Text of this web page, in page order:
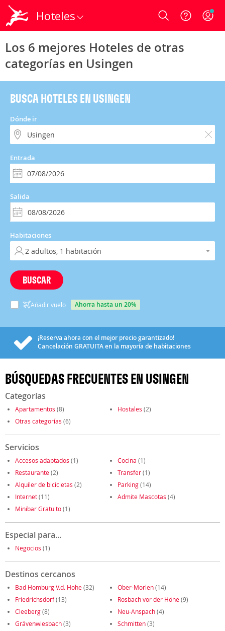
Hoteles Login
Los 6 mejores Hoteles de otras
categorías en Usingen
BUSCA HOTELES EN USINGEN
Dónde ir
Entrada
Salida
Habitaciones
BUSCAR
Añadir vuelo ahorra hasta un 20%
¡Reserva ahora con el mejor precio garantizado!
Cancelación GRATUITAen la mayoría de habitaciones
BÚSQUEDAS FRECUENTES EN USINGEN
Categorías
Apartamentos (8) Hostales (2)
Otras categorías (6)
Servicios
Accesos adaptados (1) Cocina (1)
Restaurante(2) Transfer(1)
Alquiler de bicicletas (2) Parking(14)
Internet(11) Admite Mascotas (4)
Minibar Gratuito(1)
Especial para...
Negocios (1)
Destinos cercanos
Bad Homburg V.d. Hohe(32) Ober-Morlen(14)
Friedrichsdorf(13) Rosbach vor der Höhe(9)
Cleeberg(8) Neu-Anspach(4)
Grävenwiesbach(3) Schmitten(3)